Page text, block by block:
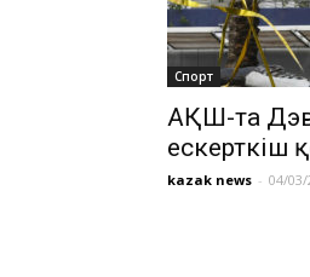
Cпорт
АҚШ-та
ескерткіш
kazak news - 04/03/